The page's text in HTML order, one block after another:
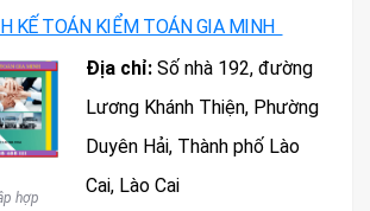
KẾ TOÁN KIỂM TOÁN GIA MINH
hợp
Địa chỉ: Số nhà 192, đường
Lương Khánh Thiện, Phường
Duyên Hải, Thành phố Lào
Cai, Lào Cai